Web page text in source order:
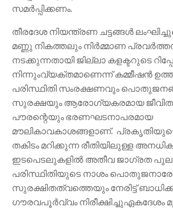
സമർപ്പിക്കണം.
തീരദേശ നിയന്ത്രണ ചട്ടങ്ങൾ
മണ്ണു നികത്തലും നിർമ്മാണ
നടക്കുന്നതായി ജില്ലാ കളക്ടറുടെ
നിന്നുംവ്യക്തമാണെന്ന് കമ്മീഷൻ
പരിസ്ഥിതി സംരക്ഷണവും
സുരക്ഷയും ആരോഗ്യകരമായ
പൗരന്റെയും ഭരണഘടനാപരമായ
മൗലികാവകാശങ്ങളാണ്.
തകിടം മറിക്കുന്ന രീതിയിലുള്ള
ഇടപെടലുകളിൽ അതീവ ജാഗ്രത
പരിസ്ഥിതിയുടെ നാശം
സുരക്ഷിതത്വത്തെയും നേരിട്ട്
ഗൗരവപൂർവ്വം നിരീക്ഷിച്ചുഏകദേശം